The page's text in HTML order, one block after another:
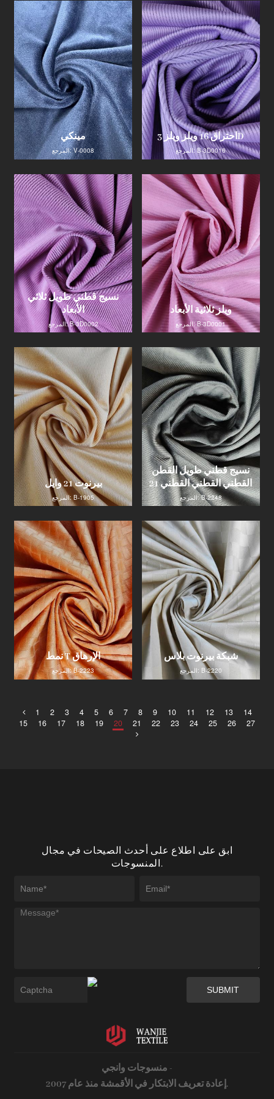
مينكي
المرجع: V-0008
احتراق 16 ويلز ويلز 3D
المرجع: B-3D0016
نسيج قطني طويل ثلاثي
الأبعاد
المرجع: B-3D0002
ويلز ثلاثية الأبعاد
المرجع: B-3D0001
بيرنوت 21 وايل
المرجع: B-1905
نسيج قطني طويل القطن
القطني القطني القطني 21
المرجع: B-2248
نمط T الإرهاق
المرجع: B-2223
شبكة بيرنوت بلاس
المرجع: B-2220
1 2 3 4 5 6 7 8 9 10 11 12 13
14
15
16 17 18 19 20 21 22 23 24 25 26 27
ابق على اطلاع على أحدث الصيحات في مجال
المنسوجات.
منسوجات وانجي -
إعادة تعريف الابتكار في الأقمشة منذ عام 2007.